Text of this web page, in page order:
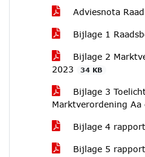
Adviesnota Raad
Bijlage 1
Bijlage 2
2023
34 KB
Bijlage 3
Marktverordening Aa
Bijlage 4
Bijlage 5